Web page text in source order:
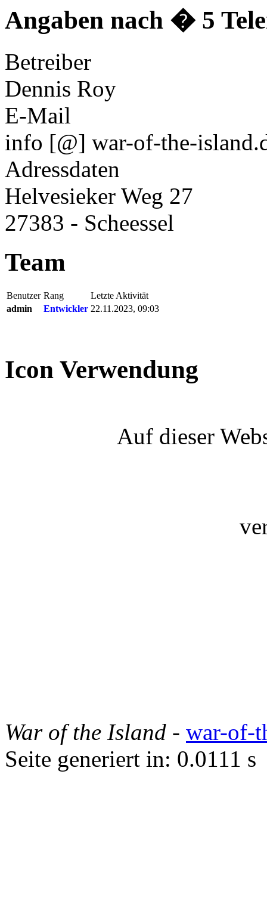
Angaben nach � 5
Betreiber
Dennis Roy
E-Mail
info [@] war-of-the-
Adressdaten
Helvesieker Weg 27
27383 - Scheessel
Team
Benutzer Rang
Letzte Aktivität
admin
Entwickler 22.11.2023, 09:03
Icon Verwendung
Auf dieser
War of the Island - war-of-
Seite generiert in: 0.0111 s